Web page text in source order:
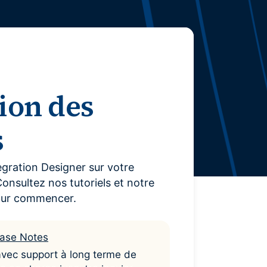
Conformité Réglementaire &
Reporting
Réduisez les risques et assurez la
conformité avec des données claires
Self-Service BI & Analytics
Offrez un accès rapide et intuitif à des
Modernisation IT & Migration
Passez facilement du on-premise vers
des
Designer sur votre
nos tutoriels et notre
commencer.
Notes
support à long terme de